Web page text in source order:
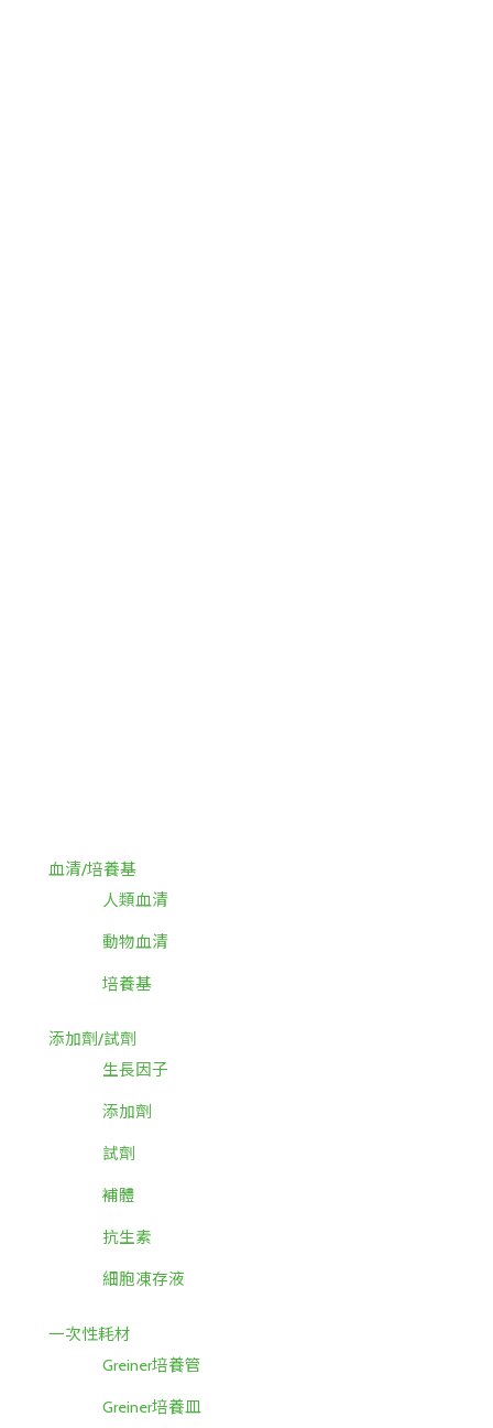
血清/培養基
人類血清
動物血清
培養基
添加劑/試劑
生長因子
添加劑
試劑
補體
抗生素
細胞凍存液
一次性耗材
Greiner培養管
Greiner培養皿